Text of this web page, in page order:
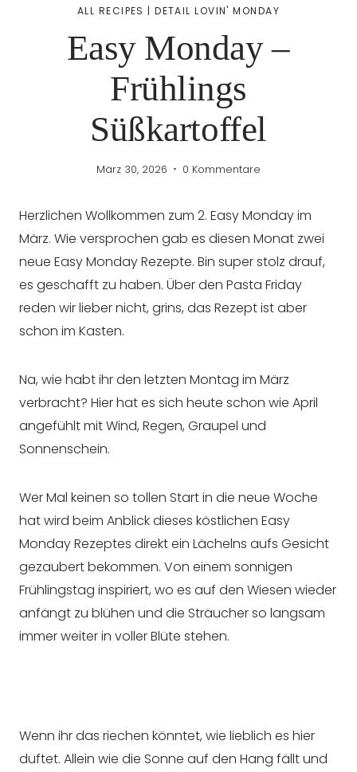
ALL RECIPES |DETAIL LOVIN' MONDAY
Easy Monday –
Frühlings
Süßkartoffel
März 30, 2026 0 Kommentare
Herzlichen Wollkommen zum 2. Easy Monday im
März. Wie versprochen gab es diesen Monat zwei
neue Easy Monday Rezepte. Bin super stolz drauf,
es geschafft zu haben. Über den Pasta Friday
reden wir lieber nicht, grins, das Rezept ist aber
schon im Kasten.
Na, wie habt ihr den letzten Montag im März
verbracht? Hier hat es sich heute schon wie April
angefühlt mit Wind, Regen, Graupel und
Sonnenschein.
Wer Mal keinen so tollen Start in die neue Woche
hat wird beim Anblick dieses köstlichen Easy
Monday Rezeptes direkt ein Lächelns aufs Gesicht
gezaubert bekommen. Von einem sonnigen
Frühlingstag inspiriert, wo es auf den Wiesen wieder
anfängt zu blühen und die Sträucher so langsam
immer weiter in voller Blüte stehen.
Wenn ihr das riechen könntet, wie lieblich es hier
duftet. Allein wie die Sonne auf den Hang fällt und